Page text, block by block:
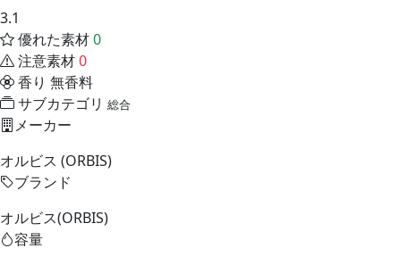
3.1
優れた素材0
注意素材0
香り 無香料
サブカテゴリ 総合
メーカー
オルビス (ORBIS)
ブランド
オルビス(ORBIS)
容量